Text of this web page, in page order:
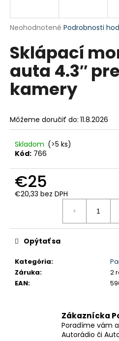
Priemerné
produktu
je
z
5
hviezdičiek.
Neohodnotené Podrobnosti
Sklápací
auta 4.3′′
kamery
Môžeme doručiť do: 11.8.2026
Skladom (>5 ks)
Kód: 766
€25
€20,33 bez DPH
Kategória:
Záruka:
2
EAN:
Opýtať sa
Zákaznícka
Poradíme vám
Autorádio či
j
ť
?
O
d
p
o
a
m
OCHRANNÁ